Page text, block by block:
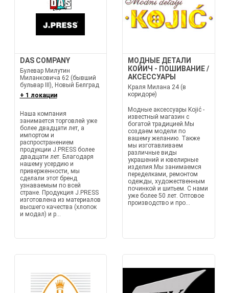
DAS COMPANY
Булевар Милутин
Миланковича 62 (бывший
бульвар III), Новый Белград
+ 1 локации
Наша компания
занимается торговлей уже
более двадцати лет, а
импортом и
распространением
продукции J.PRESS более
двадцати лет. Благодаря
нашему усердию и
приверженности, мы
сделали этот бренд
узнаваемым по всей
стране. Продукция J.PRESS
изготовлена из материалов
высшего качества (хлопок
и модал) и р...
МОДНЫЕ ДЕТАЛИ
КОЙИЧ - ПОШИВАНИЕ /
АКСЕССУАРЫ
Краля Милана 24 (в
коридоре)
Модные аксессуары Kojić -
известный магазин с
богатой традицией.Мы
создаем модели по
вашему желанию. Также
мы изготавливаем
различные виды
украшений и ювелирные
изделия.Мы занимаемся
переделками, ремонтом
одежды, художественным
починкой и шитьем. С нами
уже более 50 лет. Оптовое
производство и про...